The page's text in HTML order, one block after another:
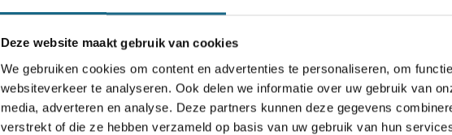
Deze website maakt gebruik van cookies
We gebruiken cookies om content en advertenties te personaliseren, om
websiteverkeer te analyseren. Ook delen we informatie over uw gebruik van
media, adverteren en analyse. Deze partners kunnen deze gegevens
verstrekt of die ze hebben verzameld op basis van uw gebruik van hun